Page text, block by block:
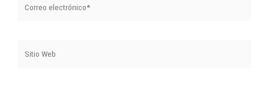
electrónico*
Web